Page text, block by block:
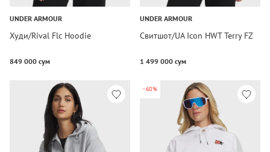
UNDER ARMOUR
Худи/Rival Flc Hoodie
849 000 сум
UNDER ARMOUR
Свитшот/UA Icon HWT Terry FZ
1 499 000 сум
-60%